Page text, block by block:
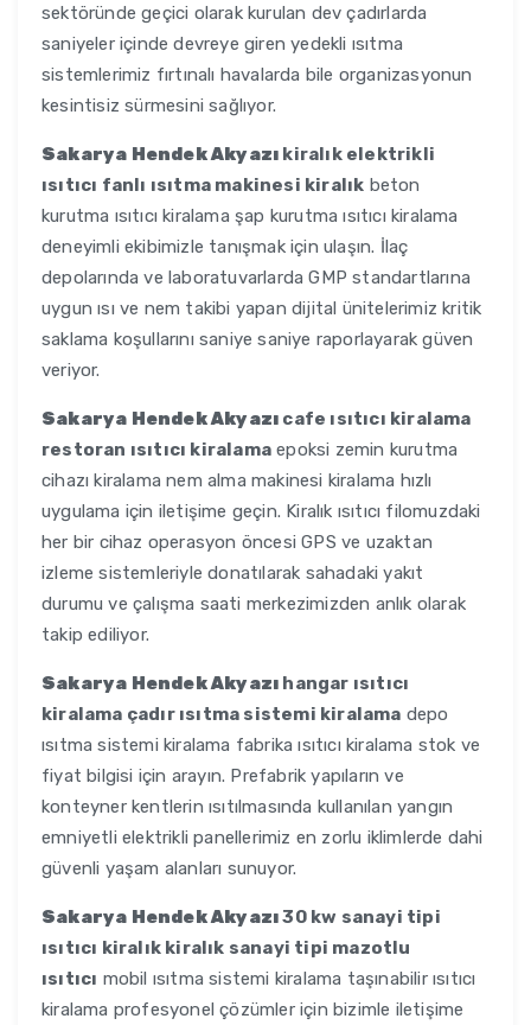
sektöründe geçici olarak kurulan dev çadırlarda
saniyeler içinde devreye giren yedekli ısıtma
sistemlerimiz fırtınalı havalarda bile organizasyonun
kesintisiz sürmesini sağlıyor.
Sakarya Hendek Akyazı kiralık elektrikli
ısıtıcı fanlı ısıtma makinesi kiralık beton
kurutma ısıtıcı kiralama şap kurutma ısıtıcı kiralama
deneyimli ekibimizle tanışmak için ulaşın. İlaç
depolarında ve laboratuvarlarda GMP standartlarına
uygun ısı ve nem takibi yapan dijital ünitelerimiz kritik
saklama koşullarını saniye saniye raporlayarak güven
veriyor.
Sakarya Hendek Akyazı cafe ısıtıcı kiralama
restoran ısıtıcı kiralama epoksi zemin kurutma
cihazı kiralama nem alma makinesi kiralama hızlı
uygulama için iletişime geçin. Kiralık ısıtıcı filomuzdaki
her bir cihaz operasyon öncesi GPS ve uzaktan
izleme sistemleriyle donatılarak sahadaki yakıt
durumu ve çalışma saati merkezimizden anlık olarak
takip ediliyor.
Sakarya Hendek Akyazı hangar ısıtıcı
kiralama çadır ısıtma sistemi kiralama depo
ısıtma sistemi kiralama fabrika ısıtıcı kiralama stok ve
fiyat bilgisi için arayın. Prefabrik yapıların ve
konteyner kentlerin ısıtılmasında kullanılan yangın
emniyetli elektrikli panellerimiz en zorlu iklimlerde dahi
güvenli yaşam alanları sunuyor.
Sakarya Hendek Akyazı30 kw sanayi tipi
ısıtıcı kiralık kiralık sanayi tipi mazotlu
ısıtıcı mobil ısıtma sistemi kiralama taşınabilir ısıtıcı
kiralama profesyonel çözümler için bizimle iletişime